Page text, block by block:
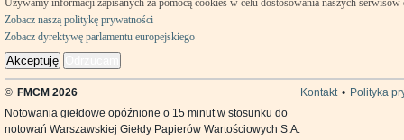
Zobacz naszą politykę prywatności
Zobacz dyrektywę parlamentu europejskiego
Akceptuję
© FMCM 2026 Kontakt • Polityka
Notowania giełdowe opóźnione o 15 minut w stosunku do
notowań Warszawskiej Giełdy Papierów Wartościowych S.A.